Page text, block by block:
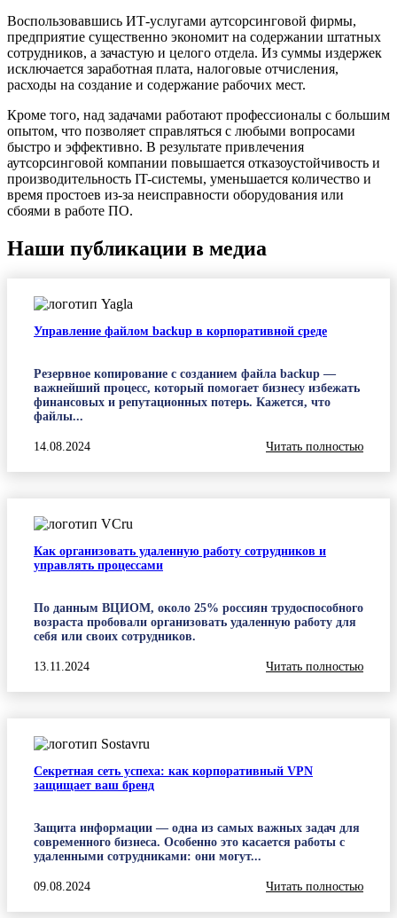
Воспользовавшись ИТ-услугами аутсорсинговой фирмы,
предприятие существенно экономит на содержании штатных
сотрудников, а зачастую и целого отдела. Из суммы издержек
исключается заработная плата, налоговые отчисления,
расходы на создание и содержание рабочих мест.
Кроме того, над задачами работают профессионалы с большим
опытом, что позволяет справляться с любыми вопросами
быстро и эффективно. В результате привлечения
аутсорсинговой компании повышается отказоустойчивость и
производительность IT-системы, уменьшается количество и
время простоев из-за неисправности оборудования или
сбоями в работе ПО.
Наши публикации в медиа
Управление файлом backup в корпоративной среде
Резервное копирование с созданием файла backup —
важнейший процесс, который помогает бизнесу избежать
финансовых и репутационных потерь. Кажется, что
файлы...
14.08.2024 Читать полностью
Как организовать удаленную работу сотрудников и
управлять процессами
По данным ВЦИОМ, около 25% россиян трудоспособного
возраста пробовали организовать удаленную работу для
себя или своих сотрудников.
13.11.2024 Читать полностью
Секретная сеть успеха: как корпоративный VPN
защищает ваш бренд
Защита информации — одна из самых важных задач для
современного бизнеса. Особенно это касается работы с
удаленными сотрудниками: они могут...
09.08.2024 Читать полностью